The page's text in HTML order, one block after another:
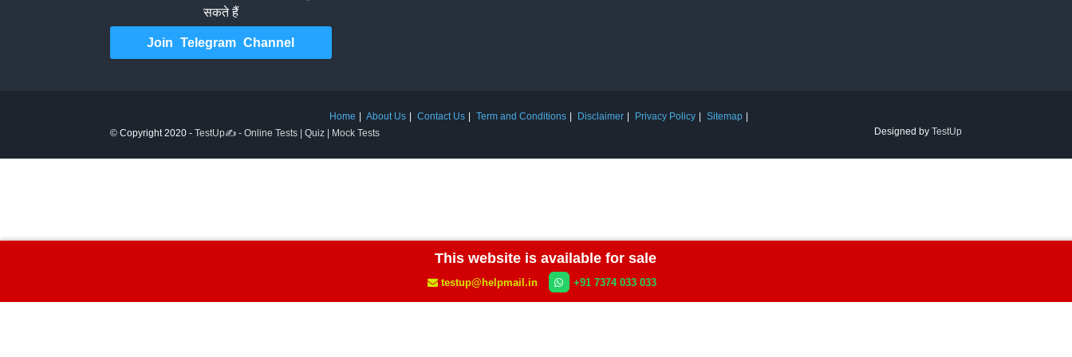
This website is available for sale
testup@helpmail.in +91 7374 033 033
सकते हैं
Join Telegram Channel
Home About Us Contact Us Term and Conditions Disclaimer Privacy Policy
Sitemap
© Copyright 2020 - TestUp✍️ - Online Tests | Quiz | Mock Tests Designed by TestUp